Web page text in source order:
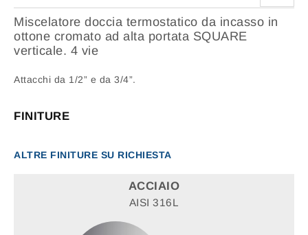
Miscelatore doccia termostatico da incasso in
ottone cromato ad alta portata SQUARE
verticale. 4 vie
Attacchi da 1/2” e da 3/4”.
FINITURE
ALTRE FINITURE SU RICHIESTA
ACCIAIO
AISI 316L